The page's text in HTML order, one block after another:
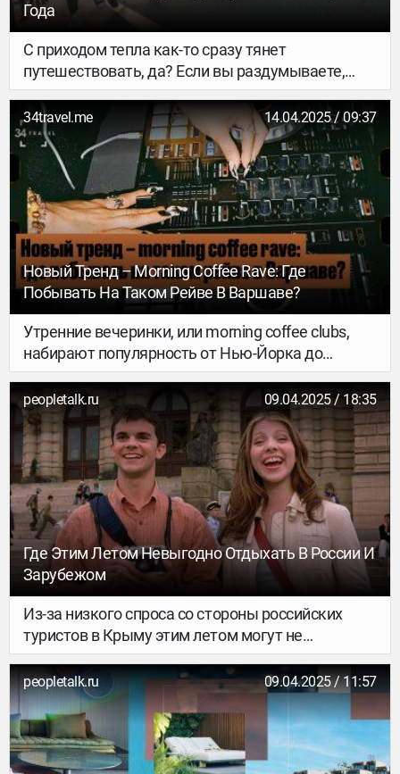
Года
С приходом тепла как-то сразу тянет
путешествовать, да? Если вы раздумываете,
куда отправиться на майские праздники, или
уже планируете летний отпуск, предлагаем
немного сэкономить. Ну, как немного — с 21 по
25 апреля можно поймать скидку на отель до
60%! Оу, май!
34travel.me 14.04.2025 / 09:37
Новый Тренд – Morning Coffee Rave: Где
Побывать На Таком Рейве В Варшаве?
Утренние вечеринки, или morning coffee clubs,
набирают популярность от Нью-Йорка до
Берлина, и наконец добрались до Восточной
Европы. Моду на рейвы не в задымленных
подвалах, а в светлых кофейнях, с чашкой
крепкого эспрессо или бодрящей матчи вместо
шотов и алкогольных коктейлей поддерживают
те, кто ценит осознанный образ жизни,
физическую активность, непринужденный
нетворкинг и веселье без лишнего пафоса.
Рассказываем о концепции и подсказываем, где
можно опробовать тренд в Варшаве.
peopletalk.ru 09.04.2025 / 18:35
Где Этим Летом Невыгодно Отдыхать В России И
Зарубежом
Из-за низкого спроса со стороны российских
туристов в Крыму этим летом могут не
открыться до трети гостиниц и гостевых домов.
Об этом написал «Коммерсант», ссылаясь на
данные экспертов. Люди отказываются от
отдыха на полуострове из-за отсутствия
авиасообщения и близкого расположения с
украинской границей.
peopletalk.ru 09.04.2025 / 11:57